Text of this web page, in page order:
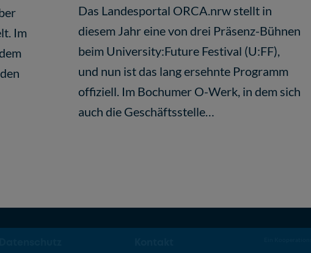
Im
Das Landesportal ORCA.nrw stellt in
diesem Jahr eine von drei Präsenz-Bühnen
beim University:Future Festival (U:FF),
und nun ist das lang ersehnte Programm
offiziell. Im Bochumer O-Werk, in dem sich
auch die Geschäftsstelle…